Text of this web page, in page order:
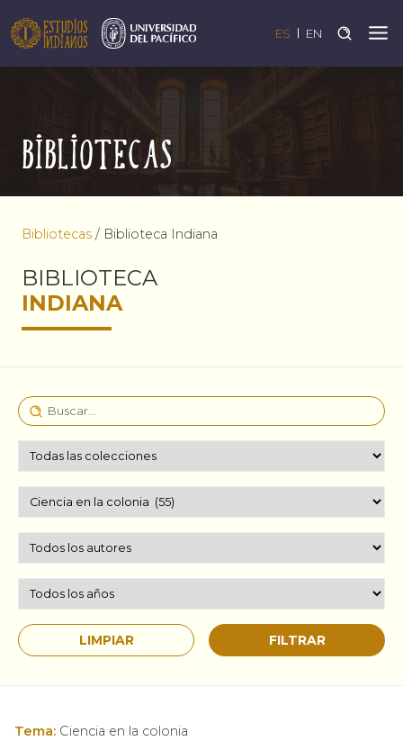
ES EN
Bibliotecas
Bibliotecas / Biblioteca Indiana
BIBLIOTECA
INDIANA
Tema: Ciencia en la colonia